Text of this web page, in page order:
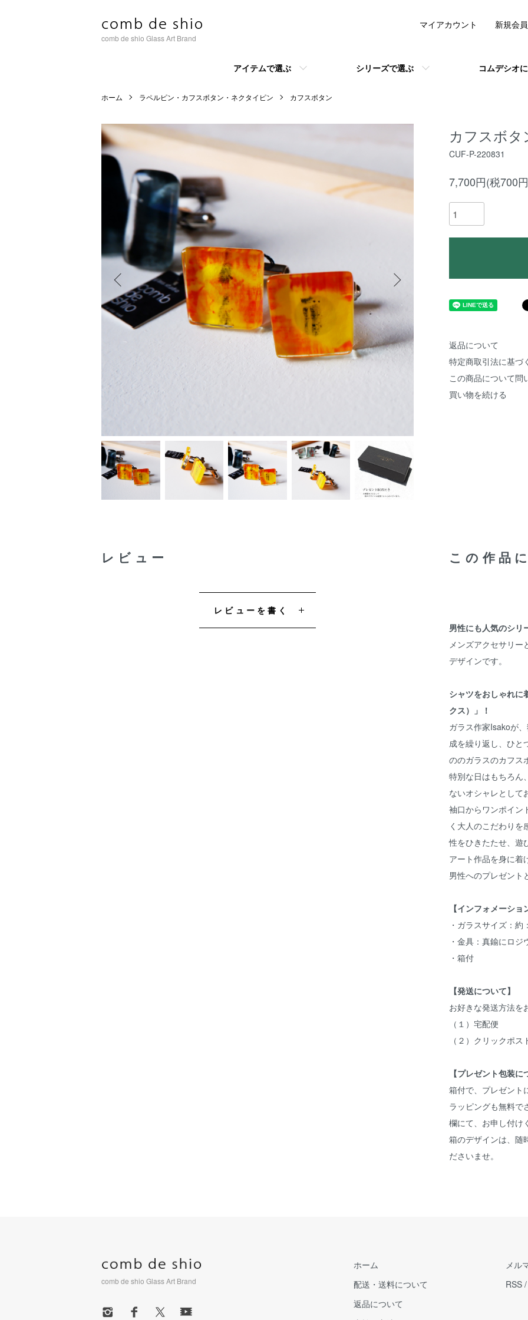
comb de shio Glass Art Brand
アイテムで選ぶ シリーズで選ぶ コムデシオ
マイアカウント 新規会
ホーム ラペルピン・カフスボタン・ネクタイピン カフスボタン
カフスボタ
CUF-P-220831
7,700円(税700
返品について
特定商取引法に基づ
この商品について問
買い物を続ける
この作品
男性にも人気のシリ
メンズアクセサリ
デザインです。
シャツをおしゃれに
クス）」！
ガラス作家Isakoが
成を繰り返し、ひと
ののガラスのカフス
特別な日はもちろん
ないオシャレとして
袖口からワンポイン
く大人のこだわりを
性をひきたたせ、遊
アート作品を身に着
男性へのプレゼント
【インフォメーショ
・ガラスサイズ：
・金具：真鍮にロジ
・箱付
【発送について】
お好きな発送方法を
（１）宅配便
（２）クリックポス
【プレゼント包装に
箱付で、プレゼント
ラッピングも無料で
欄にて、お申し付け
箱のデザインは、随
ださいませ。
レビュー
レビューを書く
comb de shio Glass Art Brand
ホーム
配送・送料について
返品について
メル
RSS /